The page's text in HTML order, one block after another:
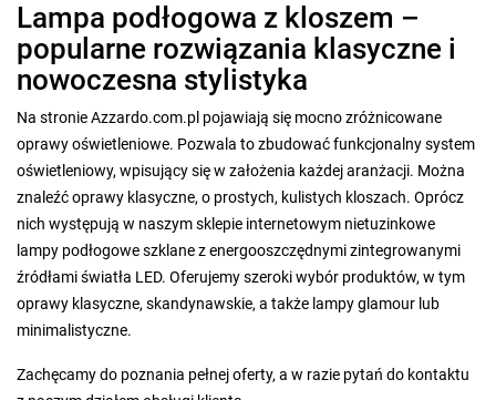
Lampa podłogowa z kloszem –
popularne rozwiązania klasyczne i
nowoczesna stylistyka
Na stronie Azzardo.com.pl pojawiają się mocno zróżnicowane
oprawy oświetleniowe. Pozwala to zbudować funkcjonalny system
oświetleniowy, wpisujący się w założenia każdej aranżacji. Można
znaleźć oprawy klasyczne, o prostych, kulistych kloszach. Oprócz
nich występują w naszym sklepie internetowym nietuzinkowe
lampy podłogowe szklane z energooszczędnymi zintegrowanymi
źródłami światła LED. Oferujemy szeroki wybór produktów, w tym
oprawy klasyczne, skandynawskie, a także lampy glamour lub
minimalistyczne.
Zachęcamy do poznania pełnej oferty, a w razie pytań do kontaktu